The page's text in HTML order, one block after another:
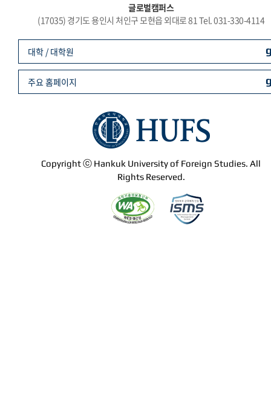
글로벌캠퍼스
(17035) 경기도 용인시 처인구 모현읍 외대로 81 Tel. 031-330-4114
Copyright ⓒ Hankuk University of Foreign Studies. All
Rights Reserved.
대학 / 대학원
주요 홈페이지